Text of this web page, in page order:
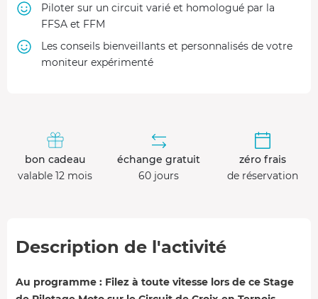
Piloter sur un circuit varié et homologué par la
FFSA et FFM
Les conseils bienveillants et personnalisés de votre
moniteur expérimenté
bon cadeau
valable 12 mois
échange gratuit
60 jours
zéro frais
de réservation
Description de l'activité
Au programme : Filez à toute vitesse lors de ce Stage